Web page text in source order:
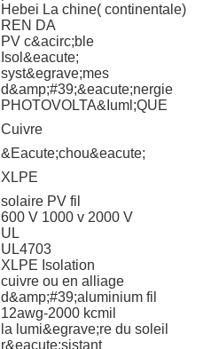
Hebei La chine( continentale)
REN DA
PV c&acirc;ble
Isol&eacute;
syst&egrave;mes
d&amp;#39;&eacute;nergie
PHOTOVOLTA&Iuml;QUE
Cuivre
&Eacute;chou&eacute;
XLPE
solaire PV fil
600 V 1000 v 2000 V
UL
UL4703
XLPE Isolation
cuivre ou en alliage
d&amp;#39;aluminium fil
12awg-2000 kcmil
la lumi&egrave;re du soleil
r&eacute;sistant